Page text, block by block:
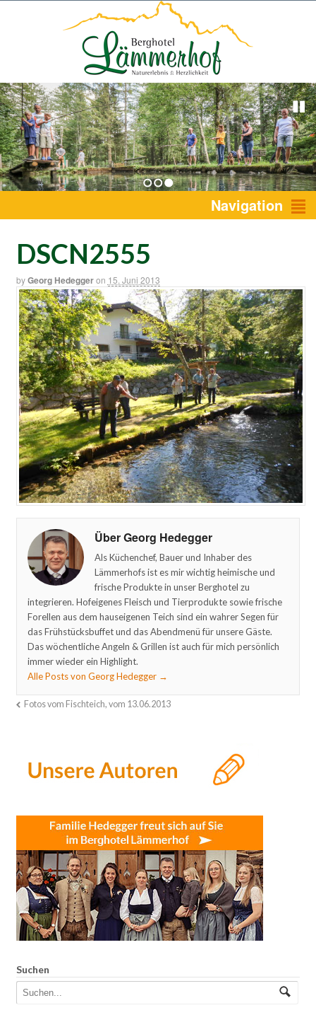
1 2 3 Navigation
DSCN2555
byGeorg Hedeggeron 15. Juni 2013
Über Georg Hedegger
Als Küchenchef, Bauer und Inhaber des
Lämmerhofs ist es mir wichtig heimische und
frische Produkte in unser Berghotel zu
integrieren. Hofeigenes Fleisch und Tierprodukte sowie frische
Forellen aus dem hauseigenen Teich sind ein wahrer Segen für
das Frühstücksbuffet und das Abendmenü für unsere Gäste.
Das wöchentliche Angeln & Grillen ist auch für mich persönlich
immer wieder ein Highlight.
Alle Posts von Georg Hedegger →
Fotos vom Fischteich, vom 13.06.2013
Suchen